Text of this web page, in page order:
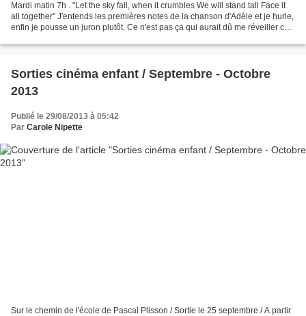
Mardi matin 7h . "Let the sky fall, when it crumbles We will stand tall Face it
all together" J'entends les premières notes de la chanson d'Adèle et je hurle,
enfin je pousse un juron plutôt. Ce n'est pas ça qui aurait dû me réveiller ce
Sorties cinéma enfant / Septembre - Octobre
2013
Publié le 29/08/2013 à 05:42
Par Carole Nipette
Sur le chemin de l'école de Pascal Plisson / Sortie le 25 septembre / A partir